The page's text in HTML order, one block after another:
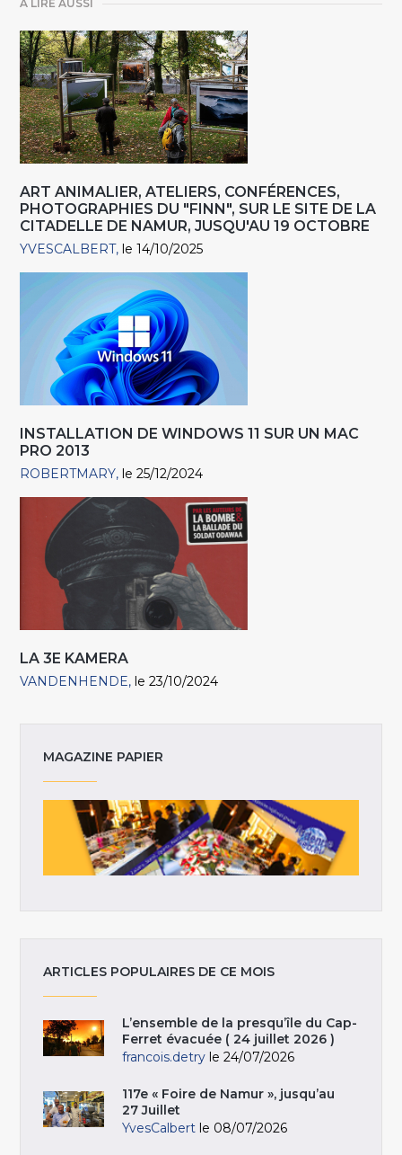
A LIRE AUSSI
ART ANIMALIER, ATELIERS, CONFÉRENCES,
PHOTOGRAPHIES DU "FINN", SUR LE SITE DE LA
CITADELLE DE NAMUR, JUSQU'AU 19 OCTOBRE
YVESCALBERT le 14/10/2025
INSTALLATION DE WINDOWS 11 SUR UN MAC
PRO 2013
ROBERTMARY le 25/12/2024
LA 3E KAMERA
VANDENHENDE le 23/10/2024
MAGAZINE PAPIER
ARTICLES POPULAIRES DE CE MOIS
L’ensemble de la presqu’île du Cap-
Ferret évacuée ( 24 juillet 2026 )
francois.detry le 24/07/2026
117e « Foire de Namur », jusqu’au
27 Juillet
YvesCalbert le 08/07/2026